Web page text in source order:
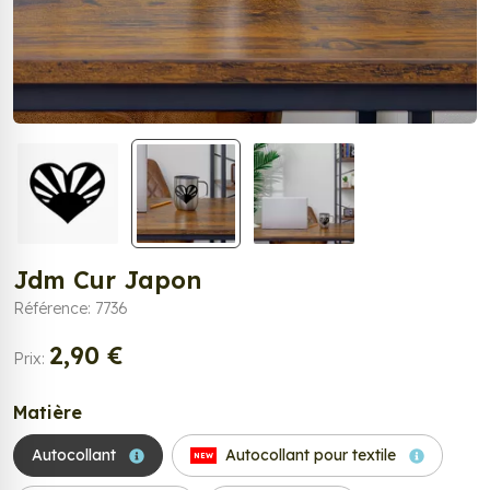
Jdm Cur Japon
Référence: 7736
Prix: 2,90 €
Matière
Autocollant NEW Autocollant pour textile